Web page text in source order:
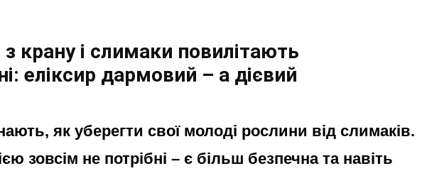
крану і слимаки повилітають
еліксир дармовий – а дієвий
як уберегти свої молоді рослини від слимаків.
зовсім не потрібні – є більш безпечна та навіть